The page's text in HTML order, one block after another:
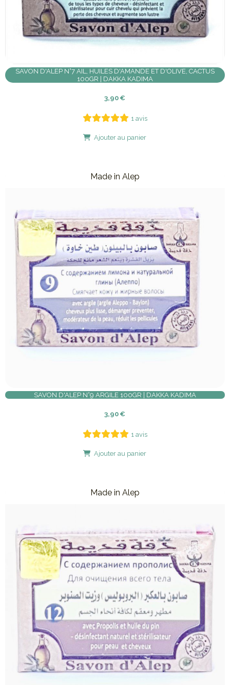
SAVON D'ALEP N°7 AIL, HUILES D'AMANDE ET D'OLIVE, CACTUS
100GR | DAKKA KADIMA
3,90 €
1 avis
Ajouter au panier
Made in Alep
SAVON D'ALEP N°9 ARGILE 100GR | DAKKA KADIMA
3,90 €
1 avis
Ajouter au panier
Made in Alep